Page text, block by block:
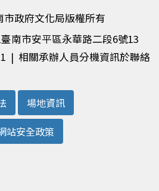
政府文化局版權所有
南市安平區永華路二段6號13
| 相關承辦人員分機資訊於聯絡
場地資訊
站安全政策